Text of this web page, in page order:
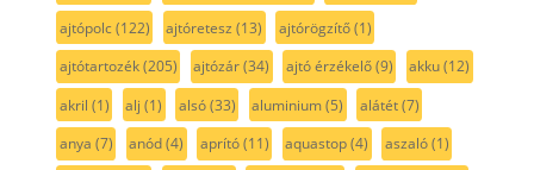
ajtópolc(122) ajtóretesz (13) ajtórögzítő(1)
ajtótartozék(205) ajtózár(34) ajtó érzékelő(9) akku(12)
akril (1) alj (1) alsó(33) aluminium(5) alátét(7)
anya (7) anód(4) aprító(11) aquastop(4) aszaló(1)